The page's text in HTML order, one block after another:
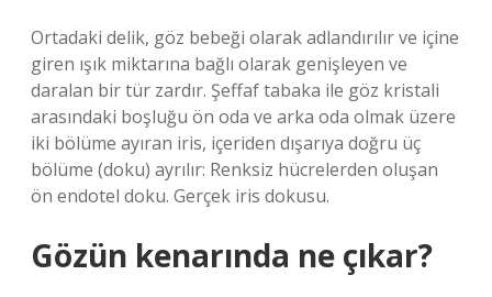
Ortadaki delik, göz bebeği olarak adlandırılır ve içine
giren ışık miktarına bağlı olarak genişleyen ve
daralan bir tür zardır. Şeffaf tabaka ile göz kristali
arasındaki boşluğu ön oda ve arka oda olmak üzere
iki bölüme ayıran iris, içeriden dışarıya doğru üç
bölüme (doku) ayrılır: Renksiz hücrelerden oluşan
ön endotel doku. Gerçek iris dokusu.
Gözün kenarında ne çıkar?